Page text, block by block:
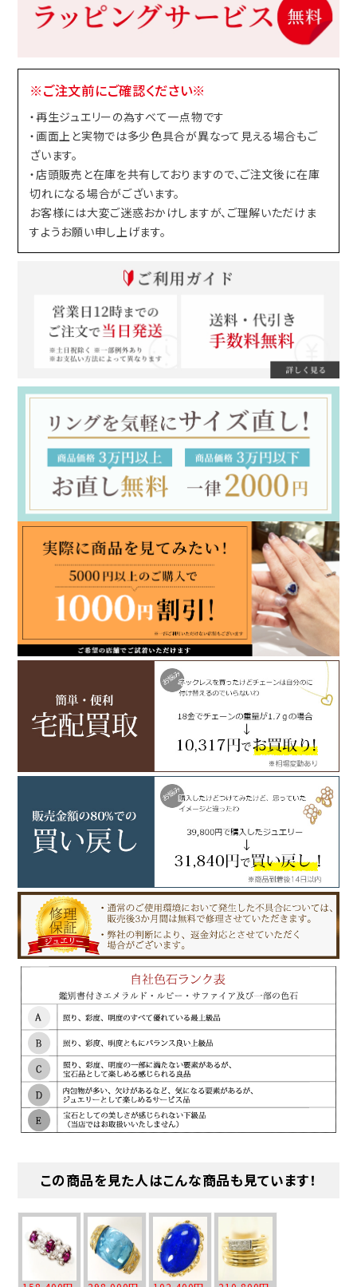
※ご注文前にご確認ください※
・再生ジュエリーの為すべて一点物です
・画面上と実物では多少色具合が異なって見える場合もご
ざいます。
・店頭販売と在庫を共有しておりますので、ご注文後に在庫
切れになる場合がございます。
お客様には大変ご迷惑おかけしますが、ご理解いただけま
すようお願い申し上げます。
この商品を見た人はこんな商品も見ています！